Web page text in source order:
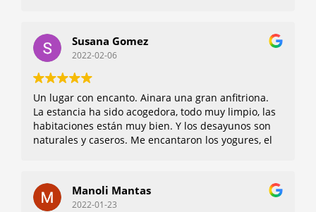
Susana Gomez
2022-02-06
Un lugar con encanto. Ainara una gran anfitriona.
La estancia ha sido acogedora, todo muy limpio, las
habitaciones están muy bien. Y los desayunos son
naturales y caseros. Me encantaron los yogures, el
preocupó de darnos información de lo que
pedíamos en todo momento. Un lugar ideal para ir
Manoli Mantas
2022-01-23